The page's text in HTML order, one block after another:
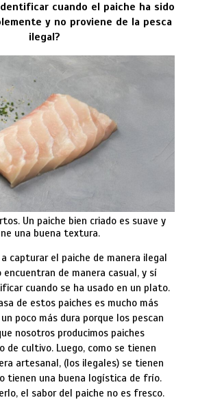
cuando el paiche ha sido
y no proviene de la pesca
ilegal?
Un paiche bien criado es suave y
una buena textura.
capturar el paiche de manera ilegal
de manera casual, y sí
cuando se ha usado en un plato.
de estos paiches es mucho más
poco más dura porque los pescan
nosotros producimos paiches
de cultivo. Luego, como se tienen
artesanal, (los ilegales) se tienen
tienen una buena logística de frío.
el sabor del paiche no es fresco.